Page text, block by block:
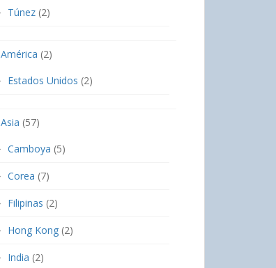
Túnez (2)
América (2)
Estados Unidos (2)
Asia (57)
Camboya (5)
Corea (7)
Filipinas (2)
Hong Kong (2)
India (2)